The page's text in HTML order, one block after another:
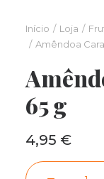
Início Loja
Amêndoa
65 g
4,95 €
Quantidade